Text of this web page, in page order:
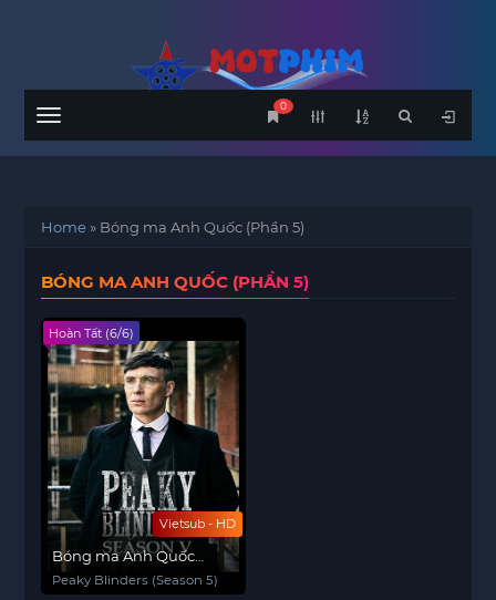
Menu
0
Home» Bóng ma Anh Quốc (Phần 5)
BÓNG MA ANH QUỐC (PHẦN 5)
Vietsub - HD
Hoàn Tất (6/6)
Bóng ma Anh Quốc
(Phần 5)
Peaky Blinders (Season 5)